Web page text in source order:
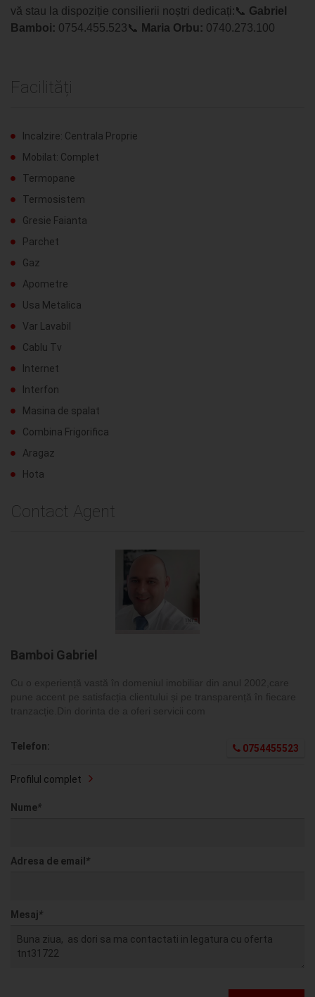
vă stau la dispoziție consilierii noștri dedicați:📞 Gabriel
Bamboi: 0754.455.523📞 Maria Orbu: 0740.273.100
Facilități
Incalzire: Centrala Proprie
Mobilat: Complet
Termopane
Termosistem
Gresie Faianta
Parchet
Gaz
Apometre
Usa Metalica
Var Lavabil
Cablu Tv
Internet
Interfon
Masina de spalat
Combina Frigorifica
Aragaz
Hota
Contact Agent
Bamboi Gabriel
Telefon: 0754455523
Profilul complet
Nume*
Adresa de email *
Mesaj*